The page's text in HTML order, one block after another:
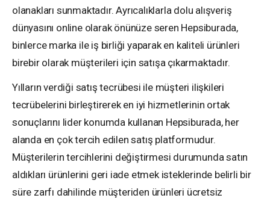
olanakları sunmaktadır. Ayrıcalıklarla dolu alışveriş
dünyasını online olarak önünüze seren Hepsiburada,
binlerce marka ile iş birliği yaparak en kaliteli ürünleri
birebir olarak müşterileri için satışa çıkarmaktadır.
Yılların verdiği satış tecrübesi ile müşteri ilişkileri
tecrübelerini birleştirerek en iyi hizmetlerinin ortak
sonuçlarını lider konumda kullanan Hepsiburada, her
alanda en çok tercih edilen satış platformudur.
Müşterilerin tercihlerini değiştirmesi durumunda satın
aldıkları ürünlerini geri iade etmek isteklerinde belirli bir
süre zarfı dahilinde müşteriden ürünleri ücretsiz